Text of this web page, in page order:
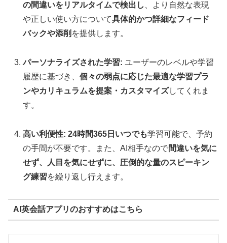
の間違いをリアルタイムで検出し
、より自然な表現
や正しい使い方について具体的かつ詳細なフィード
バックや添削 を提供します。
パーソナライズされた学習: ユーザーのレベルや学習
履歴に基づき、個々の弱点に応じた最適な学習プラ
ンやカリキュラムを提案・カスタマイズしてくれま
す。
高い利便性: 24時間365日いつでも学習可能で、予約
の手間が不要です。また、AI相手なので間違いを気に
せず、人目を気にせずに、圧倒的な量のスピーキン
グ練習を繰り返し行えます。
AI英会話アプリのおすすめはこちら